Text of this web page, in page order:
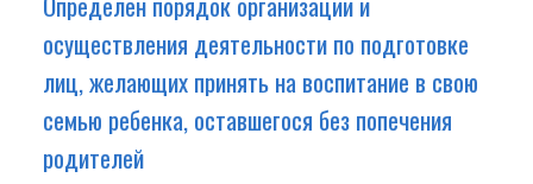
осуществления деятельности по подготовке
лиц, желающих принять на воспитание в свою
семью ребенка, оставшегося без попечения
родителей